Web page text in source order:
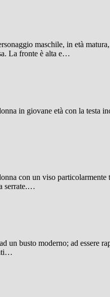
maschile, in età
La fronte è alta e…
in giovane età con la testa
con un viso
serrate.…
un busto moderno; ad essere